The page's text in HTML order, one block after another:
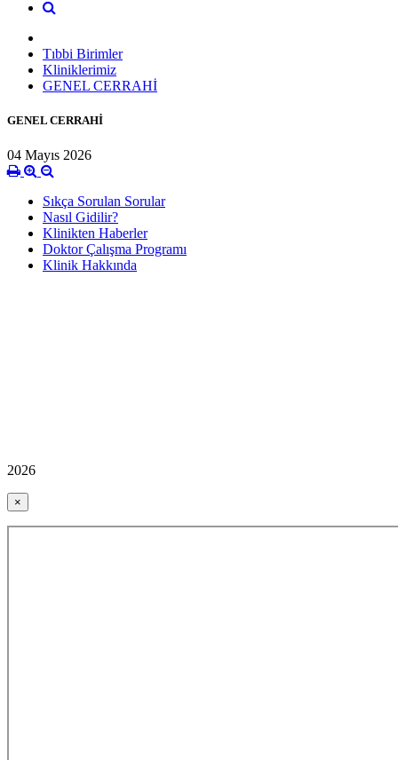
Tıbbi Birimler
Kliniklerimiz
GENEL CERRAHİ
GENEL CERRAHİ
04 Mayıs 2026
Sıkça Sorulan Sorular
Nasıl Gidilir?
Klinikten Haberler
Doktor Çalışma Programı
Klinik Hakkında
2026
×